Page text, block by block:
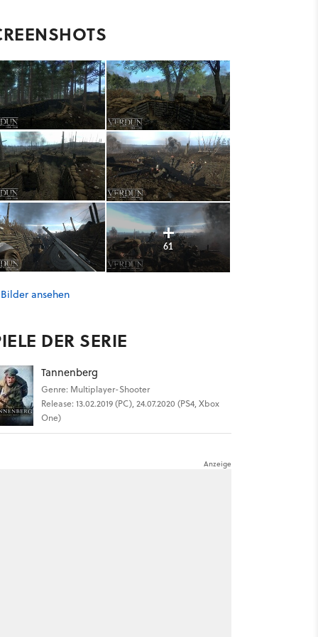
61
ansehen
DER SERIE
Tannenberg
Genre: Multiplayer-Shooter
Release: 13.02.2019 (PC), 24.07.2020 (PS4, Xbox
One)